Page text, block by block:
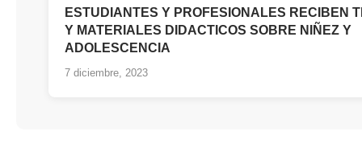
ESTUDIANTES Y PROFESIONALES RECIBEN
Y MATERIALES DIDACTICOS SOBRE NIÑEZ Y
ADOLESCENCIA
7 diciembre, 2023